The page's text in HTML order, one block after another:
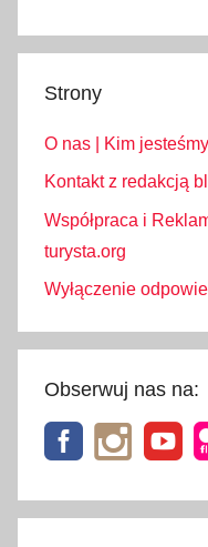
Strony
O nas | Kim
Kontakt z redakcją
Współpraca i
turysta.org
Wyłączenie
Obserwuj nas na: